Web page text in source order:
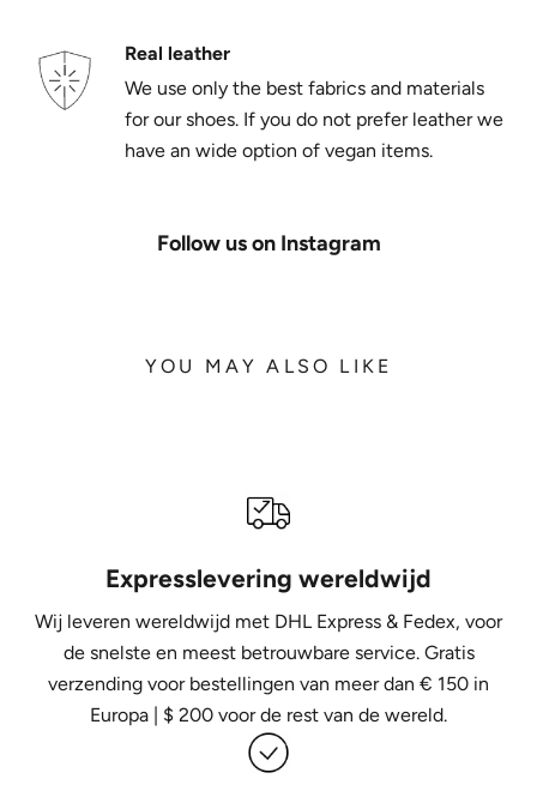
Real leather
We use only the best fabrics and materials
for our shoes. If you do not prefer leather we
have an wide option of vegan items.
Follow us on Instagram
YOU MAY ALSO LIKE
Expresslevering wereldwijd
Wij leveren wereldwijd met DHL Express & Fedex, voor
de snelste en meest betrouwbare service. Gratis
verzending voor bestellingen van meer dan € 150 in
Europa | $ 200 voor de rest van de wereld.